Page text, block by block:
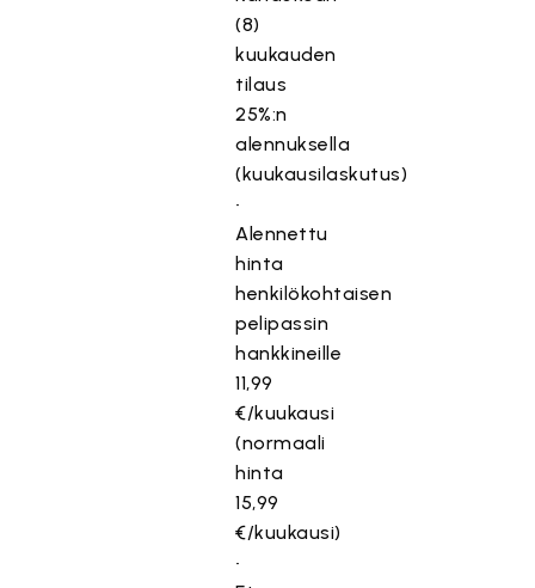
(8)
kuukauden
tilaus
25%:n
alennuksella
(kuukausilaskutus)
•
Alennettu
hinta
henkilökohtaisen
pelipassin
hankkineille
11,99
€/kuukausi
(normaali
hinta
15,99
€/kuukausi)
•